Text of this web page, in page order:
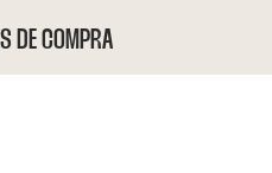
DE COMPRA